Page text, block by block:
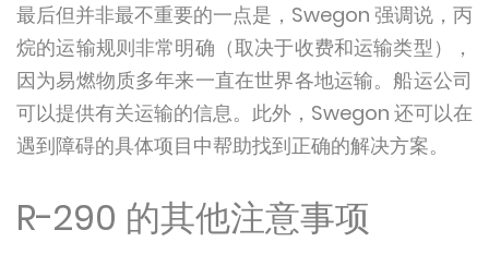
最后但并非最不重要的一点是，Swegon 强调说，丙
烷的运输规则非常明确（取决于收费和运输类型），
因为易燃物质多年来一直在世界各地运输。船运公司
可以提供有关运输的信息。此外，Swegon 还可以在
遇到障碍的具体项目中帮助找到正确的解决方案。
R-290 的其他注意事项